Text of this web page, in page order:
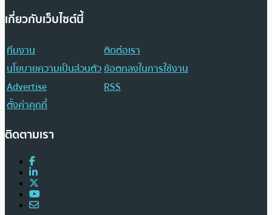
เกี่ยวกับเว็บไซต์นี้
ทีมงาน
ติดต่อเรา
นโยบายความเป็นส่วนตัวข้อตกลงในการใช้งาน
Advertise
RSS
ตั้งค่าคุกกี้
ติดตามเรา